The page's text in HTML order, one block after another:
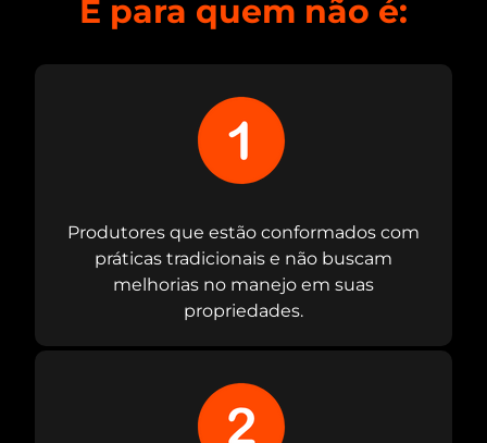
E para quem não é:
Produtores que estão conformados com
práticas tradicionais e não buscam
melhorias no manejo em suas
propriedades.